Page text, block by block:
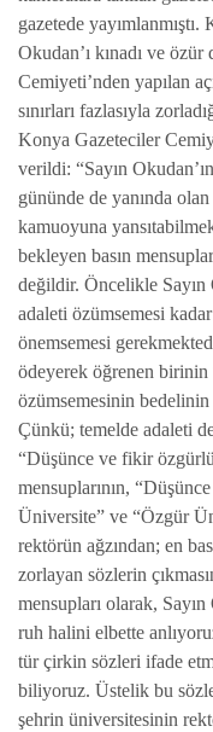
gazetede
Okudan’ı kınadı ve
Cemiyeti’nden yapılan
sınırları fazlasıyla
Konya Gazeteciler
verildi: “Sayın
gününde de yanında
kamuoyuna
bekleyen basın
değildir. Öncelikle
adaleti özümsemesi
önemsemesi
ödeyerek öğrenen birinin
özümsemesinin bedelinin
Çünkü; temelde adaleti
“Düşünce ve fikir
mensuplarının,
Üniversite” ve “Özgür
rektörün ağzından; en
zorlayan sözlerin
mensupları olarak,
ruh halini elbette
tür çirkin sözleri ifade
biliyoruz. Üstelik bu
şehrin üniversitesinin